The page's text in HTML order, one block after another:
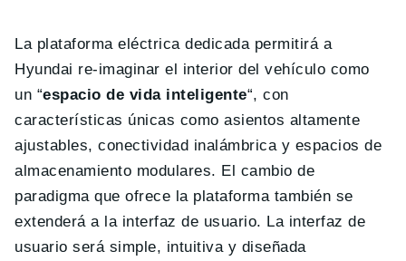
La plataforma eléctrica dedicada permitirá a
Hyundai re-imaginar el interior del vehículo como
un “espacio de vida inteligente“, con
características únicas como asientos altamente
ajustables, conectividad inalámbrica y espacios de
almacenamiento modulares. El cambio de
paradigma que ofrece la plataforma también se
extenderá a la interfaz de usuario. La interfaz de
usuario será simple, intuitiva y diseñada